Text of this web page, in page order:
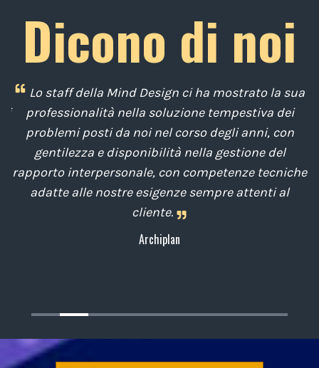
Dicono di noi
Lo staff della Mind Design ci ha mostrato la sua
professionalità nella soluzione tempestiva dei
problemi posti da noi nel corso degli anni, con
gentilezza e disponibilità nella gestione del
rapporto interpersonale, con competenze tecniche
adatte alle nostre esigenze sempre attenti al
cliente.
Archiplan